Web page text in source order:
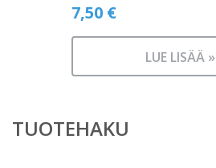
7,50 €
LUE LISÄÄ »
TUOTEHAKU